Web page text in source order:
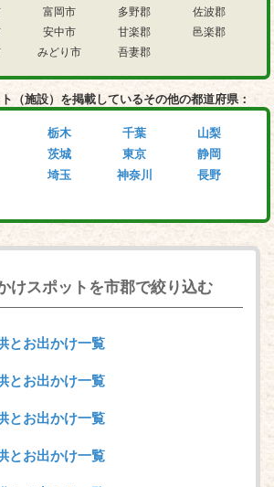
富岡市
安中市
みどり市
多野郡
甘楽郡
吾妻郡
佐波郡
邑楽郡
（施設）を掲載しているその他の都道府県：
栃木
茨城
埼玉
千葉
東京
神奈川
山梨
静岡
長野
けスポットを市郡で絞り込む
とお出かけ一覧
とお出かけ一覧
とお出かけ一覧
とお出かけ一覧